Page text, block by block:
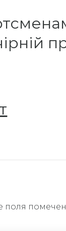
поля